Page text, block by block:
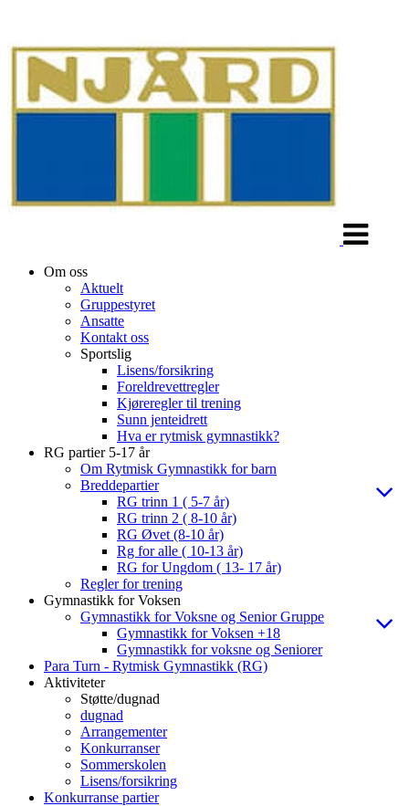
Om oss
Aktuelt
Gruppestyret
Ansatte
Kontakt oss
Sportslig
Lisens/forsikring
Foreldrevettregler
Kjøreregler til trening
Sunn jenteidrett
Hva er rytmisk gymnastikk?
RG partier 5-17 år
Om Rytmisk Gymnastikk for barn
Breddepartier
RG trinn 1 ( 5-7 år)
RG trinn 2 ( 8-10 år)
RG Øvet (8-10 år)
Rg for alle ( 10-13 år)
RG for Ungdom ( 13- 17 år)
Regler for trening
Gymnastikk for Voksen
Gymnastikk for Voksne og Senior Gruppe
Gymnastikk for Voksen +18
Gymnastikk for voksne og Seniorer
Para Turn - Rytmisk Gymnastikk (RG)
Aktiviteter
Støtte/dugnad
dugnad
Arrangementer
Konkurranser
Sommerskolen
Lisens/forsikring
Konkurranse partier